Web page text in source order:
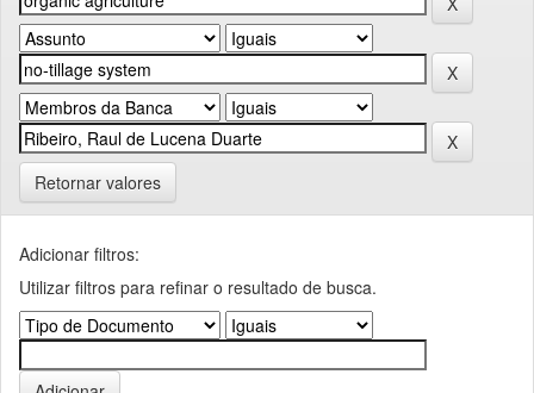
Retornar valores
Adicionar filtros:
Utilizar filtros para refinar o resultado de busca.